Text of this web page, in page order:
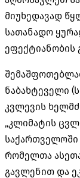
მიუხედავად
სათანადო
ეფექტიანობის
ნაბახტეველი
კვლევის
„კლიმატის
რომელთა
გავლენით და